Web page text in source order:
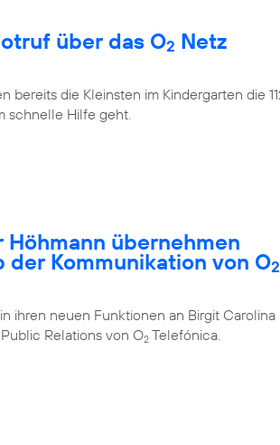
über das O2 Netz
bereits die Kleinsten im Kindergarten die
schnelle Hilfe geht.
übernehmen
Kommunikation von O2
ihren neuen Funktionen an Birgit Carolina
Relations von O2 Telefónica.